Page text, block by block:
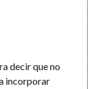
decir que no
incorporar